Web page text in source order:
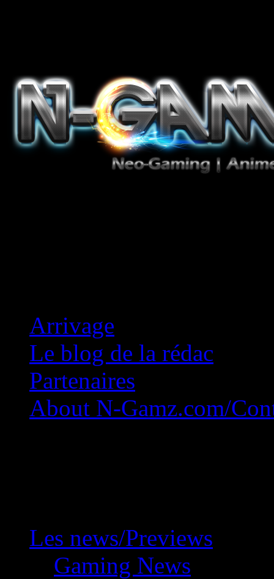
Arrivage
Le blog de la rédac
Partenaires
About N-Gamz.com/
Les news/Previews
Gaming News